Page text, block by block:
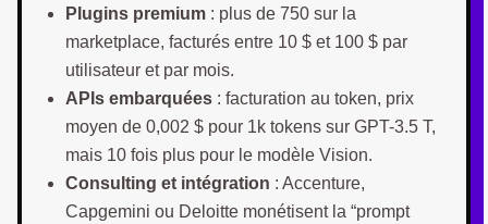
Plugins premium : plus de 750 sur la
marketplace, facturés entre 10 $ et 100 $ par
utilisateur et par mois.
APIs embarquées : facturation au token, prix
moyen de 0,002 $ pour 1k tokens sur GPT-3.5 T,
mais 10 fois plus pour le modèle Vision.
Consulting et intégration : Accenture,
Capgemini ou Deloitte monétisent la “prompt